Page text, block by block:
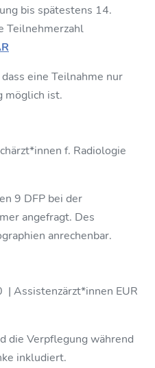
bis spätestens 14.
Teilnehmerzahl
eine Teilnahme nur
möglich ist.
f. Radiologie
9 DFP bei der
angefragt. Des
anrechenbar.
| Assistenzärzt*innen EUR
die Verpflegung während
inkludiert.